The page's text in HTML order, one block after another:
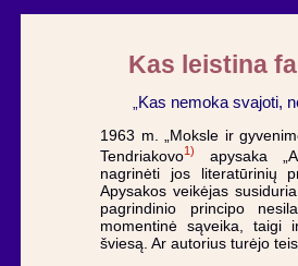
Kas leistina
Kas nemoka svajoti,
1963 m. „Moksle ir
Tendriakovo1)
apysaka
nagrinėti jos literatūrinių
Apysakos veikėjas
pagrindinio principo
momentinė sąveika, taigi
šviesą. Ar autorius turėjo